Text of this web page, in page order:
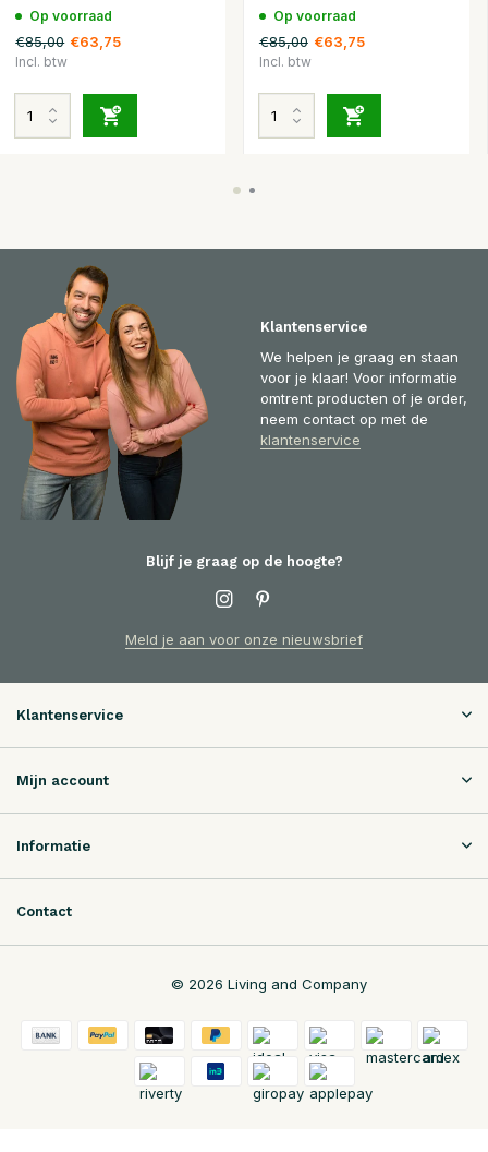
Op voorraad
€85,00 €63,75
Incl. btw
Op voorraad
€85,00 €63,75
Incl. btw
Klantenservice
We helpen je graag en staan
voor je klaar! Voor informatie
omtrent producten of je order,
neem contact op met de
klantenservice
Blijf je graag op de hoogte?
Meld je aan voor onze nieuwsbrief
Klantenservice
Mijn account
Informatie
Contact
© 2026 Living and Company